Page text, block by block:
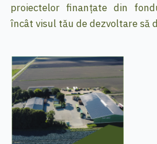
proiectelor finanțate din
încât visul tău de dezvoltare să